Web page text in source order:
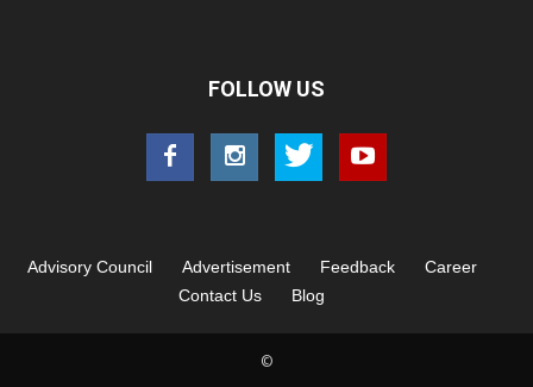
FOLLOW US
Advisory Council Advertisement Feedback
Career
Contact Us
Blog
©